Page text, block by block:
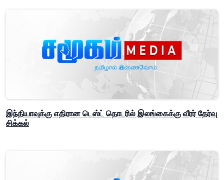
இந்தியாவுக்கு எதிரான டெஸ்ட் தொடரில் இலங்கைக்கு வீரர் தேர்வு
சிக்கல்